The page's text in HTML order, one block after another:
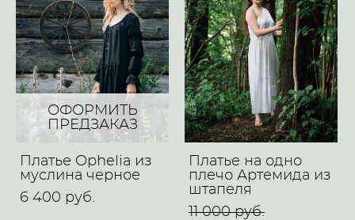
ОФОРМИТЬ
ПРЕДЗАКАЗ
Платье Ophelia из
муслина черное
6 400 pуб.
Платье на одно
плечо Артемида из
штапеля
11 000 pуб.